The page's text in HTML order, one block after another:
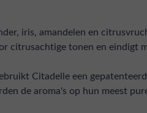
iris, amandelen en
citrusachtige tonen en eindigt
Citadelle een
de aroma's op hun meest